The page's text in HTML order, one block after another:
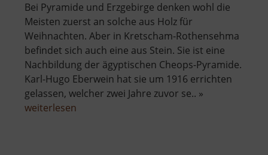
Bei Pyramide und Erzgebirge denken wohl die
Meisten zuerst an solche aus Holz für
Weihnachten. Aber in Kretscham-Rothensehma
befindet sich auch eine aus Stein. Sie ist eine
Nachbildung der ägyptischen Cheops-Pyramide.
Karl-Hugo Eberwein hat sie um 1916 errichten
gelassen, welcher zwei Jahre zuvor se.. »
weiterlesen